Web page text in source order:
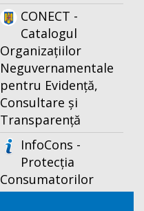
CONECT -
Catalogul
Organizațiilor
Neguvernamentale
pentru Evidență,
Consultare și
Transparență
InfoCons -
Protecția
Consumatorilor